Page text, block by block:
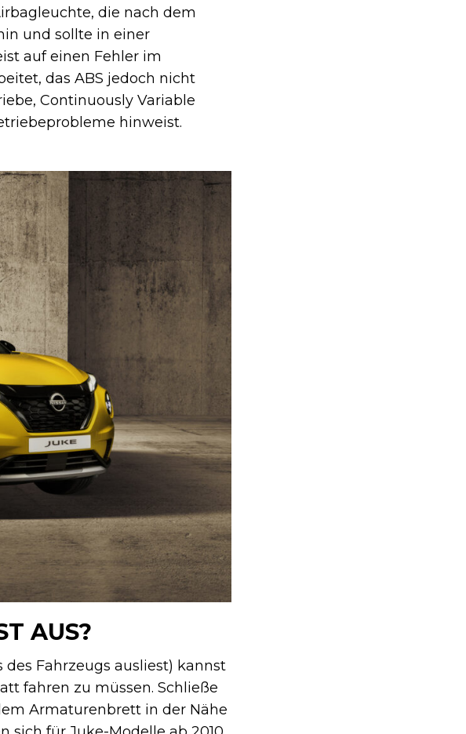
die nach dem
und sollte in einer
auf einen Fehler im
das ABS jedoch nicht
Continuously Variable
hinweist.
AUS?
Fahrzeugs ausliest) kannst
fahren zu müssen. Schließe
Armaturenbrett in der Nähe